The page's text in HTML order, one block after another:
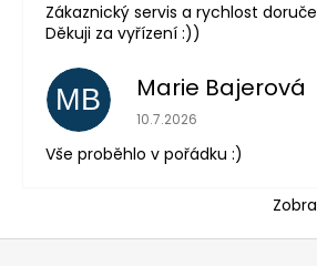
Zákaznický servis a rychlost
Děkuji za vyřízení :))
MB Marie Bajerová
Hodnocení obchodu je
10.7.2026
Vše proběhlo v pořádku :)